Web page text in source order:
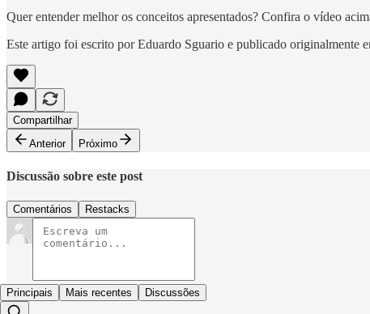
Quer entender melhor os conceitos apresentados? Confira o vídeo
Este artigo foi escrito por Eduardo Sguario e publicado originalmente
Compartilhar
Anterior
Próximo
Discussão sobre este post
Comentários Restacks
Principais Mais recentes Discussões